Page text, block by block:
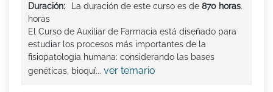
Duración:
La duración de este curso es de 870 horas.
horas
El Curso de Auxiliar de Farmacia está diseñado para
estudiar los procesos más importantes de la
fisiopatología humana: considerando las bases
genéticas, bioquí... ver temario